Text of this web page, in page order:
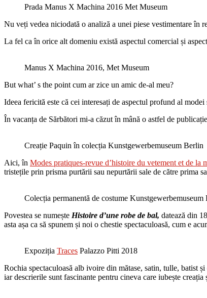
Prada Manus X Machina 2016 Met Museum
Nu veți vedea niciodată o analiză a unei piese vestimentare în
La fel ca în orice alt domeniu există aspectul comercial și
Manus X Machina 2016, Met Museum
But what’ s the point cum ar zice un amic de-al meu?
Ideea fericită este că cei interesați de aspectul profund al
În vacanța de Sărbători mi-a căzut în mână o astfel de
Creație Paquin în colecția Kunstgewerbemuseum Berlin
Aici, în Modes pratiques-revue d’histoire du vetement et de la
tristețile prin prisma purtării sau nepurtării sale de către prima
Colecția permanentă de costume Kunstgewerbemuseum
Povestea se numește Histoire d’une robe de bal, datează din
asta așa ca să spunem și noi o chestie spectaculoasă, cum e
Expoziția Traces Palazzo Pitti 2018
Rochia spectaculoasă alb ivoire din mătase, satin, tulle, batist
iar descrierile sunt fascinante pentru cineva care iubește